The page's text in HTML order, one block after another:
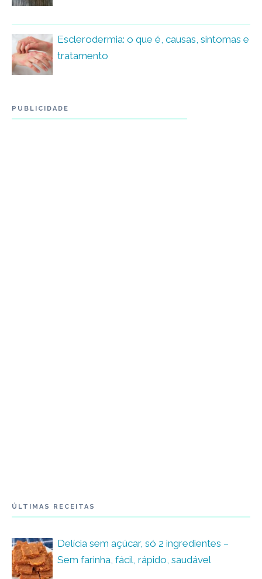
Esclerodermia: o que é, causas, sintomas e
tratamento
PUBLICIDADE
ÚLTIMAS RECEITAS
Delícia sem açúcar, só 2 ingredientes –
Sem farinha, fácil, rápido, saudável